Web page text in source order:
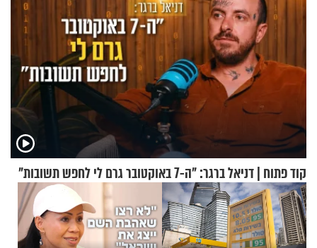
קוד פתוח | דניאל ברגר: "ה-7 באוקטובר גרם לי לחפש תשובות"